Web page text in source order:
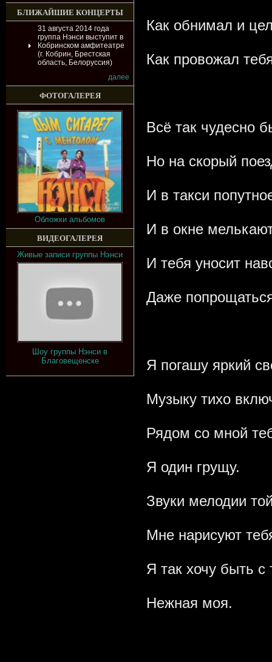
БЛИЖАЙШИЕ КОНЦЕРТЫ
31 августа 2014 года
группа Нэнси выступит в
Кобринском амфитеатре
(г. Кобрин, Брестская
область, Белоруссия)
далее
ФОТОГАЛЕРЕЯ
Обложки альбомов
ВИДЕОГАЛЕРЕЯ
Живые записи группы Нэнси
Шоу группы Нэнси в
Благовещенске
Как обнимал и
Как провожал
Всё так чудесно
Но на скорый
И в такси
И в окне
И тебя уносит
Даже
Я погашу яркий
Музыку тихо
Рядом со мной
Я один грущу.
Звуки мелодии
Мне нарисуют
Я так хочу быть с
Нежная моя.